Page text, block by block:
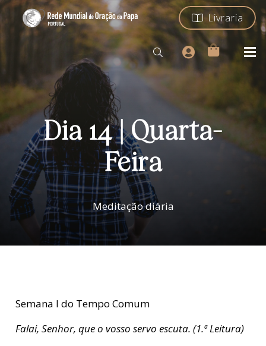
Livraria
Dia 14 | Quarta-
Feira
Meditação diária
Semana I do Tempo Comum
Falai, Senhor, que o vosso servo escuta. (1.ª Leitura)